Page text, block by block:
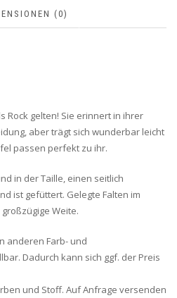
(0)
Rock gelten! Sie erinnert in ihrer
aber trägt sich wunderbar leicht
passen perfekt zu ihr.
in der Taille, einen seitlich
ist gefüttert. Gelegte Falten im
Weite.
anderen Farb- und
Dadurch kann sich ggf. der Preis
und Stoff. Auf Anfrage versenden